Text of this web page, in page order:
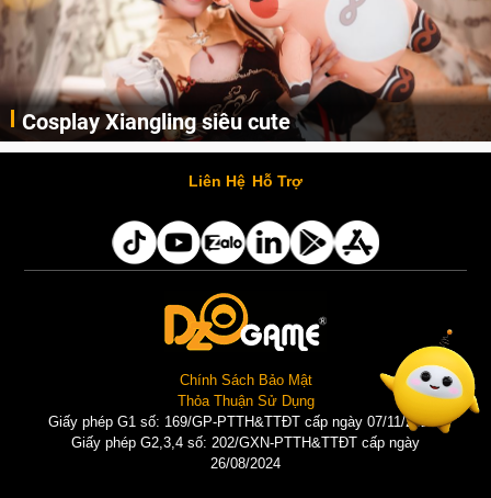
Cosplay Xiangling siêu cute
Cùng thưởng thức những hình ảnh cosplay Xiangling trong Genshin Impact siêu dễ thương của người dùng Weibo "阿包也是兔娘"
Liên Hệ Hỗ Trợ
Chính Sách Bảo Mật
Thỏa Thuận Sử Dụng
Giấy phép G1 số: 169/GP-PTTH&TTĐT cấp ngày 07/11/2025 |
Giấy phép G2,3,4 số: 202/GXN-PTTH&TTĐT cấp ngày
26/08/2024